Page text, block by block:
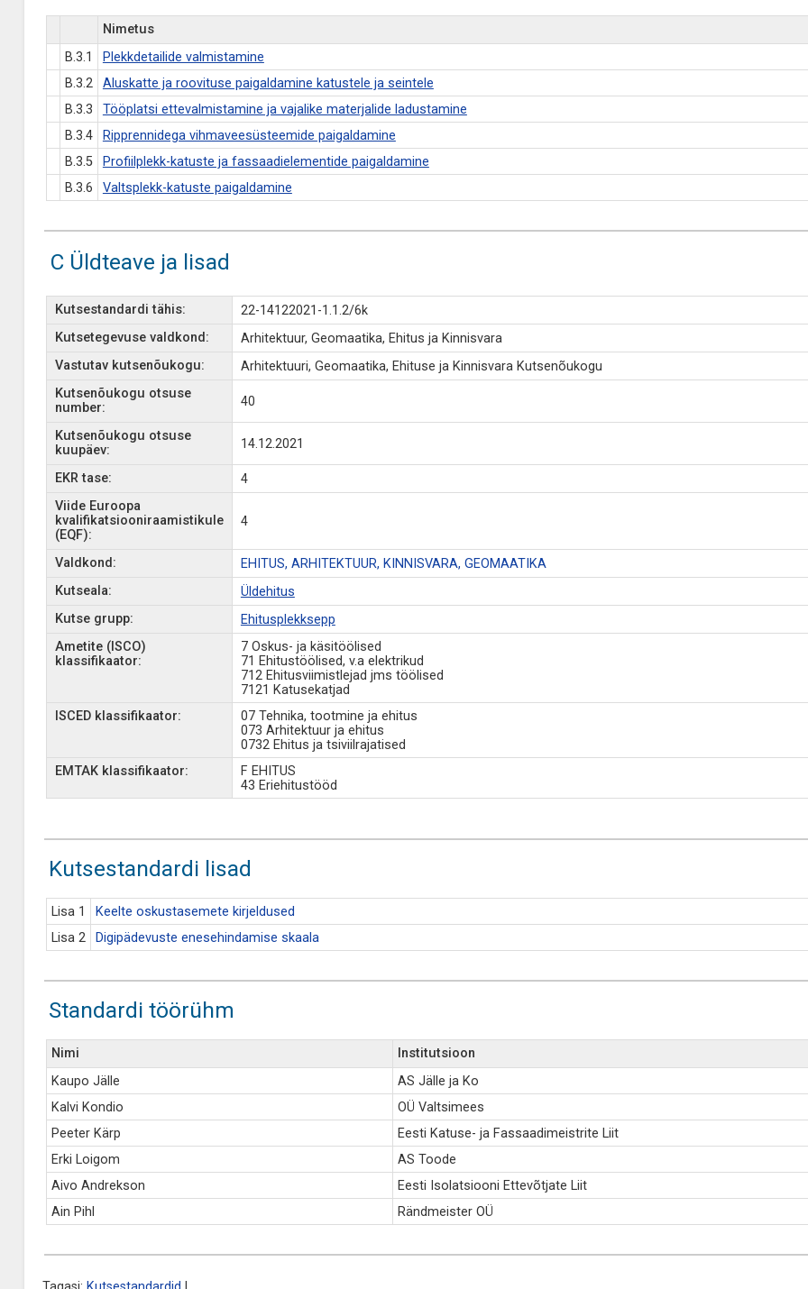
Nimetus
B.3.1
Plekkdetailide valmistamine
B.3.2
Aluskatte ja roovituse paigaldamine katustele ja seintele
B.3.3
Tööplatsi ettevalmistamine ja vajalike materjalide ladustamine
B.3.4
Ripprennidega vihmaveesüsteemide paigaldamine
B.3.5
Profiilplekk-katuste ja fassaadielementide paigaldamine
B.3.6
Valtsplekk-katuste paigaldamine
C Üldteave ja lisad
Kutsestandardi tähis:
22-14122021-1.1.2/6k
Kutsetegevuse valdkond:
Arhitektuur, Geomaatika, Ehitus ja Kinnisvara
Vastutav kutsenõukogu:
Arhitektuuri, Geomaatika, Ehituse ja Kinnisvara Kutsenõukogu
Kutsenõukogu otsuse
number:
40
Kutsenõukogu otsuse
kuupäev:
14.12.2021
EKR tase:
4
Viide Euroopa
kvalifikatsiooniraamistikule
(EQF):
4
Valdkond:
EHITUS, ARHITEKTUUR, KINNISVARA, GEOMAATIKA
Kutseala:
Üldehitus
Kutse grupp:
Ehitusplekksepp
Ametite (ISCO)
klassifikaator:
7 Oskus- ja käsitöölised
71 Ehitustöölised, v.a elektrikud
712 Ehitusviimistlejad jms töölised
7121 Katusekatjad
ISCED klassifikaator:
07 Tehnika, tootmine ja ehitus
073 Arhitektuur ja ehitus
0732 Ehitus ja tsiviilrajatised
EMTAK klassifikaator:
F EHITUS
43 Eriehitustööd
Kutsestandardi lisad
Lisa 1
Keelte oskustasemete kirjeldused
Lisa 2
Digipädevuste enesehindamise skaala
Standardi töörühm
Nimi
Institutsioon
Kaupo Jälle
AS Jälle ja Ko
Kalvi Kondio
OÜ Valtsimees
Peeter Kärp
Eesti Katuse- ja Fassaadimeistrite Liit
Erki Loigom
AS Toode
Aivo Andrekson
Eesti Isolatsiooni Ettevõtjate Liit
Ain Pihl
Rändmeister OÜ